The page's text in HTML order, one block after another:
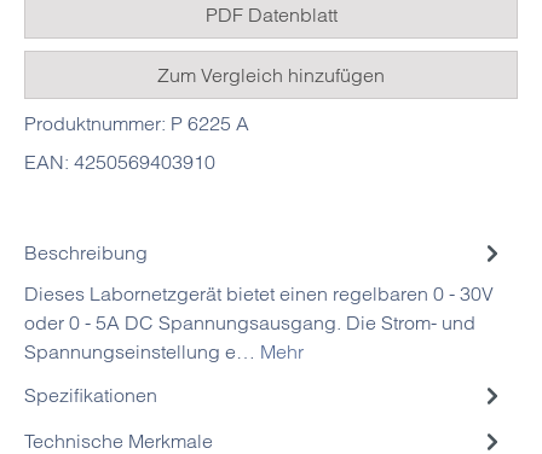
PDF Datenblatt
Zum Vergleich hinzufügen
Produktnummer: P 6225 A
EAN: 4250569403910
Beschreibung
Dieses Labornetzgerät bietet einen regelbaren 0 - 30V
oder 0 - 5A DC Spannungsausgang. Die Strom- und
Spannungseinstellung e… Mehr
Spezifikationen
Technische Merkmale